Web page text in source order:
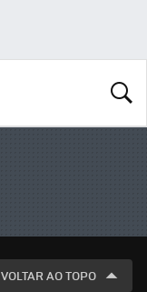
VOLTAR AO TOPO